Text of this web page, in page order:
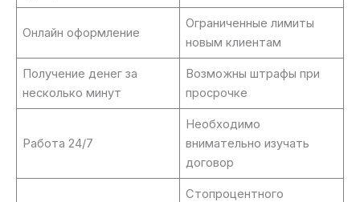
Онлайн оформление
Ограниченные лимиты
новым клиентам
Получение денег за
несколько минут
Возможны штрафы при
просрочке
Работа 24/7
Необходимо
внимательно изучать
договор
Стопроцентного